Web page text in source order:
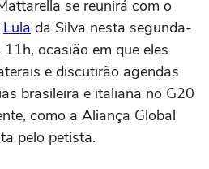
se reunirá com o
Lula da Silva nesta segunda-
ocasião em que eles
e discutirão agendas
brasileira e italiana no G20
como a Aliança Global
pelo petista.